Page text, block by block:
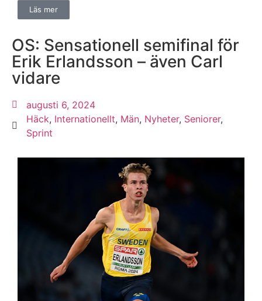
Läs mer
OS: Sensationell semifinal för
Erik Erlandsson – även Carl
vidare
augusti 6, 2024
Häck, Internationellt, Män, Nyheter, Seniorer,
Sprint